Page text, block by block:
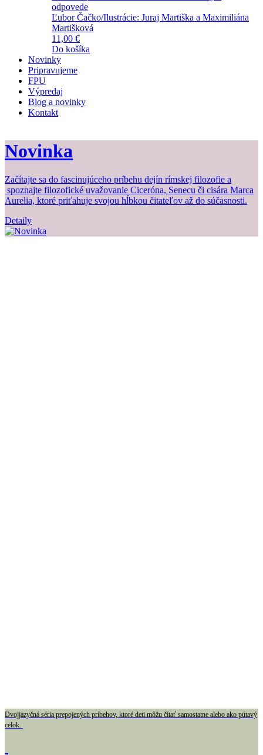
odpovede
Ľubor Čačko/Ilustrácie: Juraj Martiška a Maximiliána
Martišková
11,00 €
Do košíka
Novinky
Pripravujeme
FPU
Výpredaj
Blog a novinky
Kontakt
Novinka
Začítajte sa do fascinujúceho príbehu dejín rímskej filozofie a
spoznajte filozofické uvažovanie Ciceróna, Senecu či cisára Marca
Aurelia, ktoré priťahuje svojou hĺbkou čitateľov až do súčasnosti.
Detaily
Dvojjazyčná séria prepojených príbehov, ktoré deti môžu čítať samostatne alebo ako pútavý
celok.